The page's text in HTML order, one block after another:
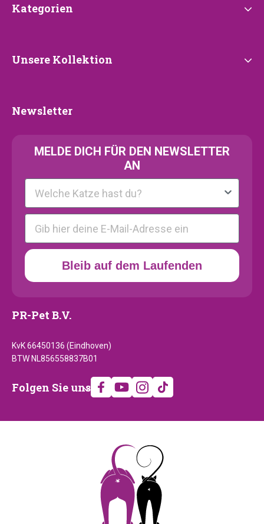
Kategorien
Kategorien
Unsere
Unsere Kollektion
Newsletter
Newsletter
MELDE DICH FÜR DEN NEWSLETTER
AN
Kattenras
E-mail
Bleib auf dem Laufenden
PR-Pet B.V.
KvK 66450136 (Eindhoven)
BTW NL856558837B01
Folgen
uns
Folgen Sie uns